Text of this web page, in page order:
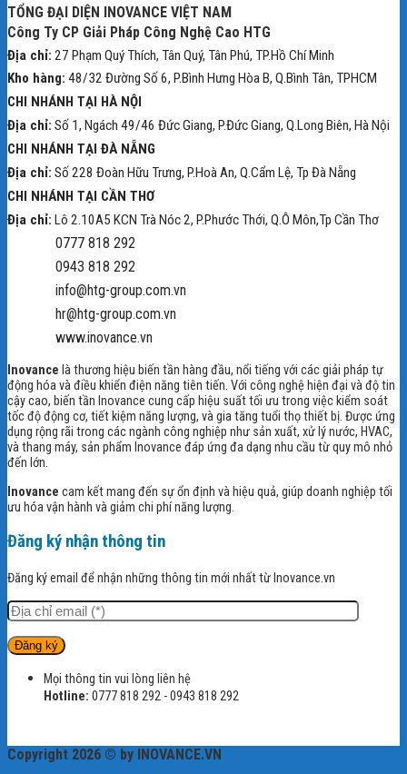
TỔNG ĐẠI DIỆN INOVANCE VIỆT NAM
Công Ty CP Giải Pháp Công Nghệ Cao HTG
Địa chỉ: 27 Phạm Quý Thích, Tân Quý, Tân Phú, TP.Hồ Chí Minh
Kho hàng: 48/32 Đường Số 6, P.Bình Hưng Hòa B, Q.Bình Tân, TPHCM
CHI NHÁNH TẠI HÀ NỘI
Địa chỉ: Số 1, Ngách 49/46 Đức Giang, P.Đức Giang, Q.Long Biên, Hà Nội
CHI NHÁNH TẠI ĐÀ NẴNG
Địa chỉ: Số 228 Đoàn Hữu Trưng, P.Hoà An, Q.Cẩm Lệ, Tp Đà Nẵng
CHI NHÁNH TẠI CẦN THƠ
Địa chỉ: Lô 2.10A5 KCN Trà Nóc 2, P.Phước Thới, Q.Ô Môn,Tp Cần Thơ
0777 818 292
0943 818 292
info@htg-group.com.vn
hr@htg-group.com.vn
www.inovance.vn
Inovance là thương hiệu biến tần hàng đầu, nổi tiếng với các giải pháp tự
động hóa và điều khiển điện năng tiên tiến. Với công nghệ hiện đại và độ tin
cậy cao, biến tần Inovance cung cấp hiệu suất tối ưu trong việc kiểm soát
tốc độ động cơ, tiết kiệm năng lượng, và gia tăng tuổi thọ thiết bị. Được ứng
dụng rộng rãi trong các ngành công nghiệp như sản xuất, xử lý nước, HVAC,
và thang máy, sản phẩm Inovance đáp ứng đa dạng nhu cầu từ quy mô nhỏ
đến lớn.
Inovance cam kết mang đến sự ổn định và hiệu quả, giúp doanh nghiệp tối
ưu hóa vận hành và giảm chi phí năng lượng.
Đăng ký nhận thông tin
Đăng ký email để nhận những thông tin mới nhất từ Inovance.vn
Mọi thông tin vui lòng liên hệ
Hotline: 0777 818 292 - 0943 818 292
Copyright 2026 © by INOVANCE.VN